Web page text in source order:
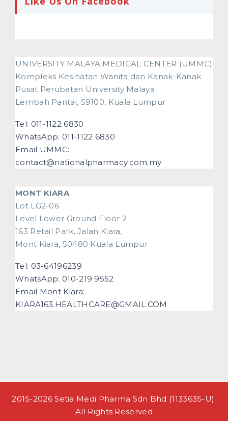
UNIVERSITY MALAYA MEDICAL CENTER (UMMC)
Kompleks Kesihatan Wanita dan Kanak-Kanak
Pusat Perubatan University Malaya
Lembah Pantai, 59100, Kuala Lumpur
Tel: 011-1122 6830
WhatsApp: 011-1122 6830
Email UMMC:
contact@nationalpharmacy.com.my
MONT KIARA
Lot LG2-06
Level Lower Ground Floor 2
163 Retail Park, Jalan Kiara,
Mont Kiara, 50480 Kuala Lumpur
Tel: 03-64196239
WhatsApp: 010-219 9552
Email Mont Kiara:
KIARA163.HEALTHCARE@GMAIL.COM
2015-2026 Setia Medi Pharma Sdn Bhd (1133635-U).
All Rights Reserved